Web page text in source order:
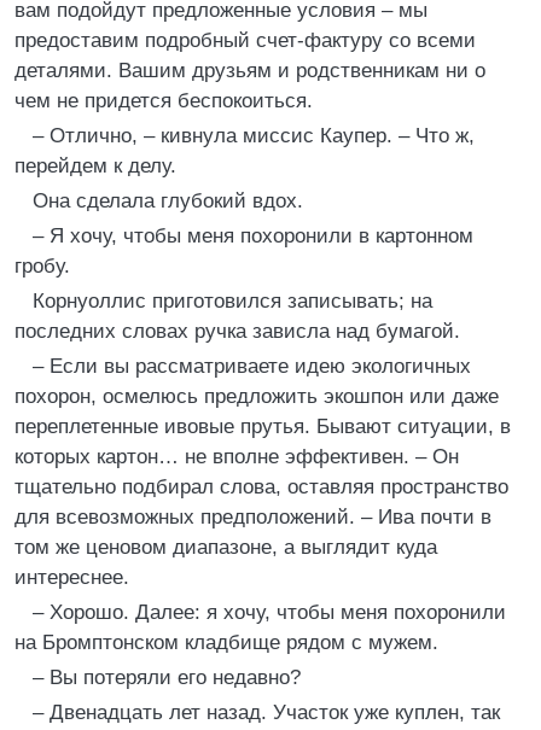
вам подойдут предложенные условия – мы
предоставим подробный счет-фактуру со всеми
деталями. Вашим друзьям и родственникам ни о
чем не придется беспокоиться.
– Отлично, – кивнула миссис Каупер. – Что ж,
перейдем к делу.
Она сделала глубокий вдох.
– Я хочу, чтобы меня похоронили в картонном
гробу.
Корнуоллис приготовился записывать; на
последних словах ручка зависла над бумагой.
– Если вы рассматриваете идею экологичных
похорон, осмелюсь предложить экошпон или даже
переплетенные ивовые прутья. Бывают ситуации, в
которых картон… не вполне эффективен. – Он
тщательно подбирал слова, оставляя пространство
для всевозможных предположений. – Ива почти в
том же ценовом диапазоне, а выглядит куда
интереснее.
– Хорошо. Далее: я хочу, чтобы меня похоронили
на Бромптонском кладбище рядом с мужем.
– Вы потеряли его недавно?
– Двенадцать лет назад. Участок уже куплен, так